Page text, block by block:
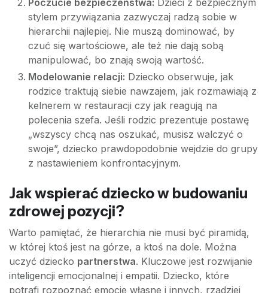
stylem przywiązania zazwyczaj radzą sobie w
hierarchii najlepiej. Nie muszą dominować, by
czuć się wartościowe, ale też nie dają sobą
manipulować, bo znają swoją wartość.
Modelowanie relacji: Dziecko obserwuje, jak
rodzice traktują siebie nawzajem, jak rozmawiają z
kelnerem w restauracji czy jak reagują na
polecenia szefa. Jeśli rodzic prezentuje postawę
„wszyscy chcą nas oszukać, musisz walczyć o
swoje”, dziecko prawdopodobnie wejdzie do grupy
z nastawieniem konfrontacyjnym.
Jak wspierać dziecko w budowaniu
zdrowej pozycji?
Warto pamiętać, że hierarchia nie musi być piramidą,
w której ktoś jest na górze, a ktoś na dole. Można
uczyć dziecko partnerstwa. Kluczowe jest rozwijanie
inteligencji emocjonalnej i empatii. Dziecko, które
potrafi rozpoznać emocje własne i innych, rzadziej